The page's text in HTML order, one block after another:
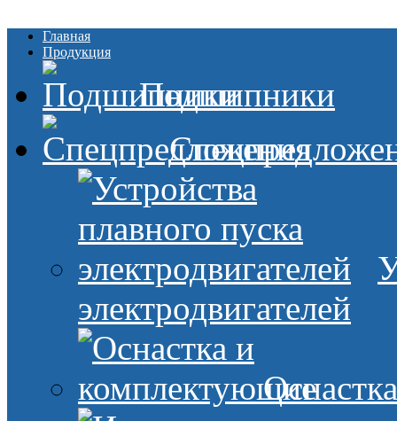
Главная
Продукция
Подшипники
электродвигателей